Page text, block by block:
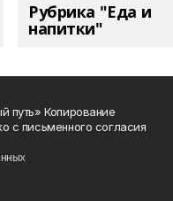
Рубрика "Еда и
напитки"
путь» Копирование
с письменного согласия